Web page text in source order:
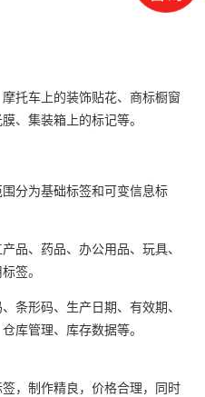
托车上的装饰贴花、商标橱窗
、集装箱上的标记等。
分为基础标签和可变信息标
、药品、办公用品、玩具、
签。
形码、生产日期、有效期、
库管理、库存数据等。
，制作精良，价格合理，同时